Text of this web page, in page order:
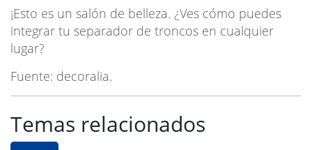
¡Esto es un salón de belleza. ¿Ves cómo puedes
integrar tu separador de troncos en cualquier
lugar?
Fuente: decoralia.
Temas relacionados